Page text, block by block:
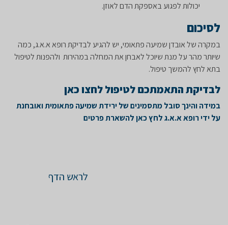
יכולות לפגוע באספקת הדם לאוזן.
לסיכום
במקרה של אובדן שמיעה פתאומי, יש להגיע לבדיקת רופא א.א.ג, כמה
שיותר מהר על מנת שיוכל לאבחן את המחלה במהירות ולהפנות לטיפול
בתא לחץ להמשך טיפול.
לבדיקת התאמתכם לטיפול לחצו כאן
במידה והינך סובל מתסמינים של ירידת שמיעה פתאומית ואובחנת
על ידי רופא א.א.ג לחץ כאן להשארת פרטים
לראש הדף